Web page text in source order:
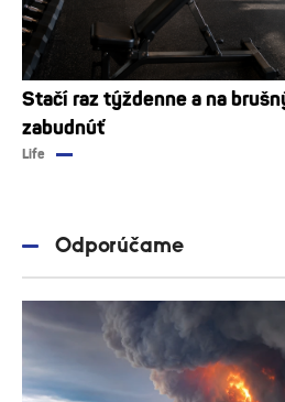
Stačí raz týždenne a na
zabudnúť
Life
Odporúčame